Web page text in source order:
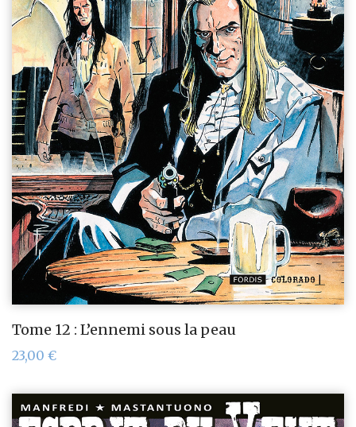
Tome 12 : L’ennemi sous la peau
23,00 €